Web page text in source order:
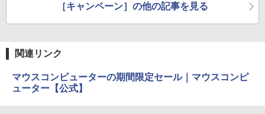
［キャンペーン］の他の記事を見る
関連リンク
マウスコンピューターの期間限定セール｜マウスコンピ
ューター【公式】